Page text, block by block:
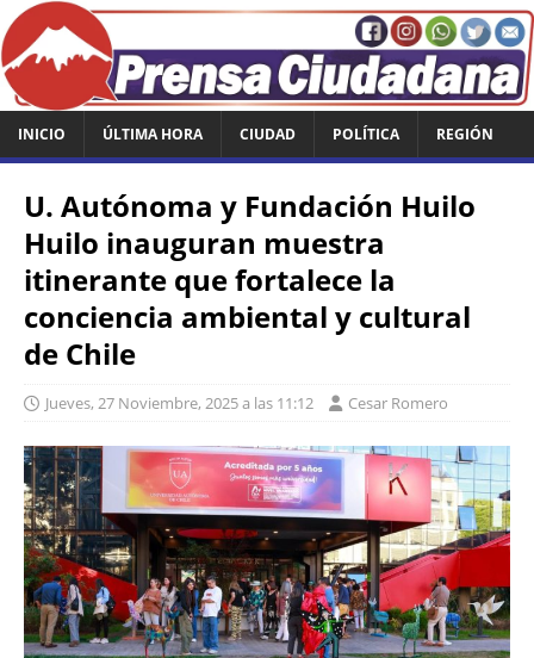
INICIO ÚLTIMA HORA CIUDAD POLÍTICA REGIÓN
U. Autónoma y Fundación Huilo
Huilo inauguran muestra
itinerante que fortalece la
conciencia ambiental y cultural
de Chile
Jueves, 27 Noviembre, 2025 a las 11:12 Cesar Romero